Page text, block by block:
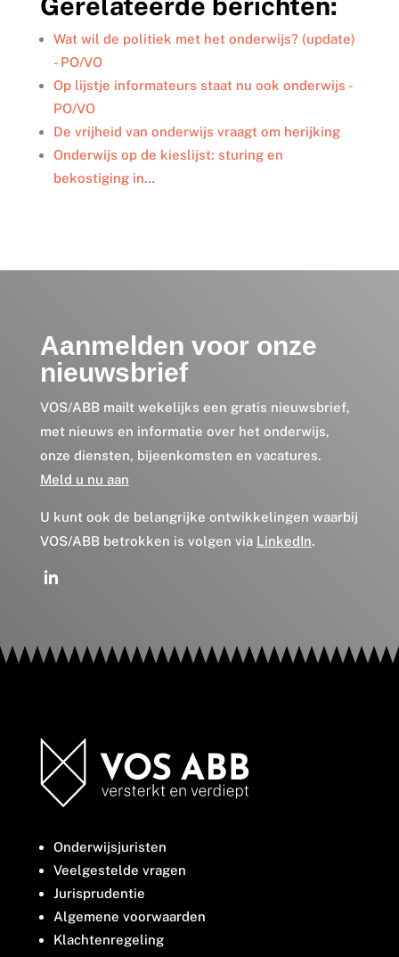
d
I
n
o
o
k
e
r
Wat wil de politiek met het onderwijs? (update)
- PO/VO
Op lijstje informateurs staat nu ook onderwijs -
PO/VO
De vrijheid van onderwijs vraagt om herijking
Onderwijs op de kieslijst: sturing en
bekostiging in…
Aanmelden voor onze
nieuwsbrief
VOS/ABB mailt wekelijks een gratis nieuwsbrief,
met nieuws en informatie over het onderwijs,
onze diensten, bijeenkomsten en vacatures.
Meld u nu aan
U kunt ook de belangrijke ontwikkelingen waarbij
VOS/ABB betrokken is volgen via LinkedIn.
Onderwijsjuristen
Veelgestelde vragen
Jurisprudentie
Algemene voorwaarden
Klachtenregeling